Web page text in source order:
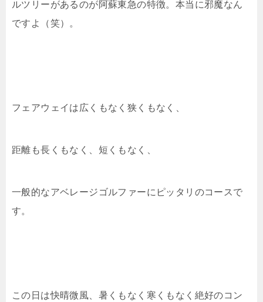
ルツリーがあるのが阿蘇東急の特徴。本当に邪魔なん
ですよ（笑）。
フェアウェイは広くもなく狭くもなく、
距離も長くもなく、短くもなく、
一般的なアベレージゴルファーにピッタリのコースで
す。
この日は快晴微風、暑くもなく寒くもなく絶好のコン